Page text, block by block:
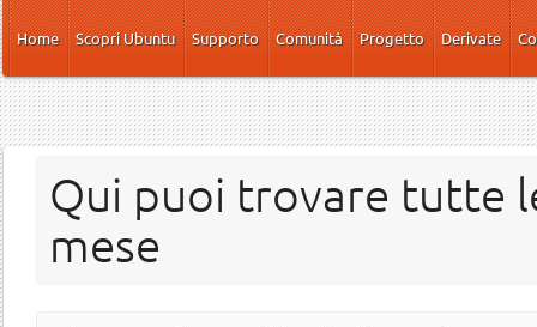
Salta al contenuto principale
Home
Scopri Ubuntu Supporto Comunità Progetto Derivate
Qui puoi trovare tutte
mese